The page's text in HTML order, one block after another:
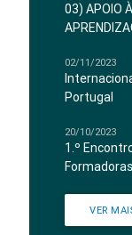
03) APOIO
02/11/2023
Portugal
20/10/2023
1.º
VER